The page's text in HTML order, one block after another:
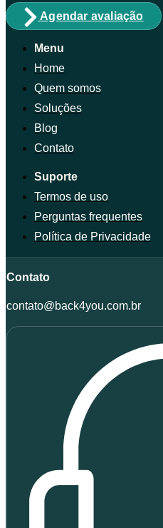
Agendar avaliação
Menu
Home
Quem somos
Soluções
Blog
Contato
Suporte
Termos de uso
Perguntas frequentes
Política de Privacidade
Contato
contato@back4you.com.br